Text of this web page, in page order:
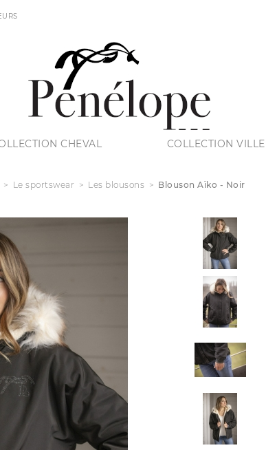
CHEVAL COLLECTION VILLE
Le sportswear Les blousons Blouson Aïko - Noir